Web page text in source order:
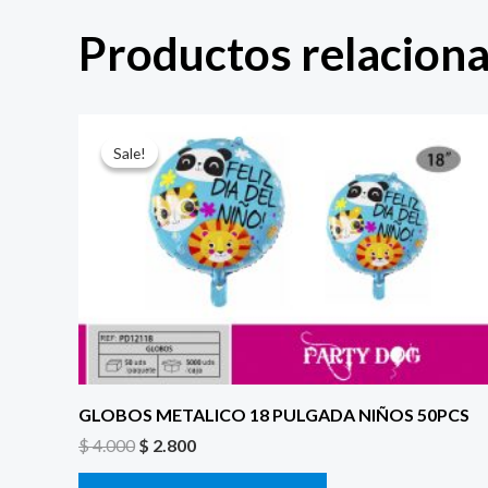
Productos
Sale!
Sale!
GLOBOS METALICO 18 PULGADA NIÑOS 50PCS
$4.000
precio
original
era:
$ 4.000.
$ 2.800
precio
actual
es:
$ 2.800.